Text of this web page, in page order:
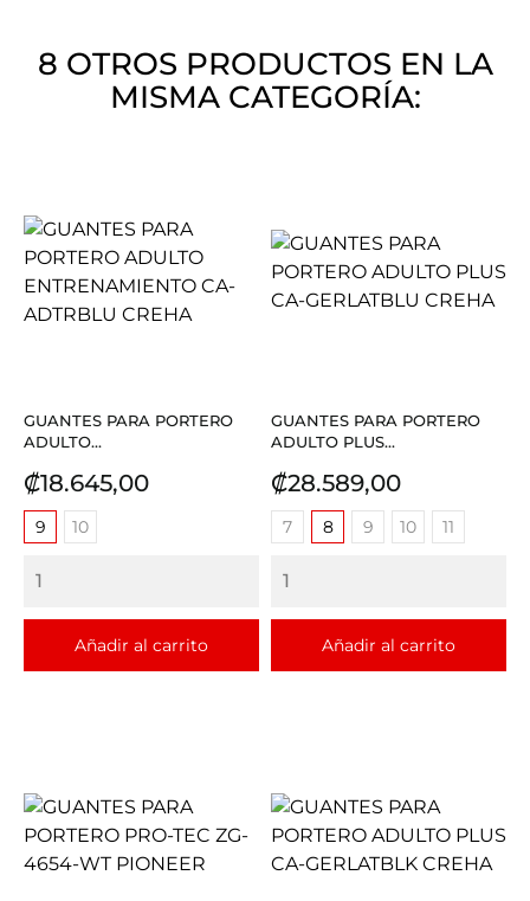
8 OTROS PRODUCTOS EN LA
MISMA CATEGORÍA:
GUANTES PARA PORTERO
ADULTO...
Precio
₡18.645,00
9 10
Añadir al carrito
GUANTES PARA PORTERO
ADULTO PLUS...
Precio
₡28.589,00
7 8 9 10 11
Añadir al carrito